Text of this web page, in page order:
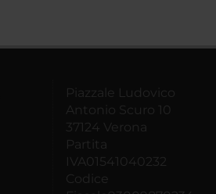
Piazzale Ludovico
Antonio Scuro 10
37124 Verona
Partita
IVA01541040232
Codice